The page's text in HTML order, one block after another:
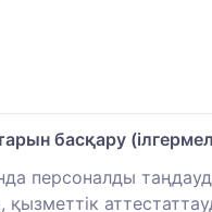
басқару
персоналды
қызметтік